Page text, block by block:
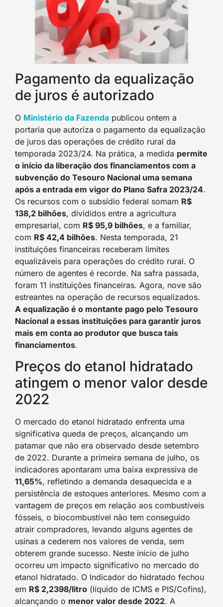
Pagamento da equalização
de juros é autorizado
O Ministério da Fazenda publicou ontem a
portaria que autoriza o pagamento da equalização
de juros das operações de crédito rural da
temporada 2023/24. Na prática, a medida permite
o início da liberação dos financiamentos com a
subvenção do Tesouro Nacional uma semana
após a entrada em vigor do Plano Safra 2023/24.
Os recursos com o subsídio federal somam R$
138,2 bilhões, divididos entre a agricultura
empresarial, com R$ 95,9 bilhões, e a familiar,
com R$ 42,4 bilhões. Nesta temporada, 21
instituições financeiras receberam limites
equalizáveis para operações do crédito rural. O
número de agentes é recorde. Na safra passada,
foram 11 instituições financeiras. Agora, nove são
estreantes na operação de recursos equalizados.
A equalização é o montante pago pelo Tesouro
Nacional a essas instituições para garantir juros
mais em conta ao produtor que busca tais
financiamentos.
Preços do etanol hidratado
atingem o menor valor desde
2022
O mercado do etanol hidratado enfrenta uma
significativa queda de preços, alcançando um
patamar que não era observado desde setembro
de 2022. Durante a primeira semana de julho, os
indicadores apontaram uma baixa expressiva de
11,65%, refletindo a demanda desaquecida e a
persistência de estoques anteriores. Mesmo com a
vantagem de preços em relação aos combustíveis
fósseis, o biocombustível não tem conseguido
atrair compradores, levando alguns agentes de
usinas a cederem nos valores de venda, sem
obterem grande sucesso. Neste início de julho
ocorreu um impacto significativo no mercado do
etanol hidratado. O Indicador do hidratado fechou
em R$ 2,2398/litro (líquido de ICMS e PIS/Cofins),
alcançando o menor valor desde 2022. A